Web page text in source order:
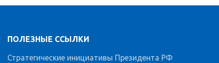
ПОЛЕЗНЫЕ ССЫЛКИ
Стратегические инициативы Президента РФ